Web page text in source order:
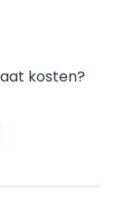
kosten?